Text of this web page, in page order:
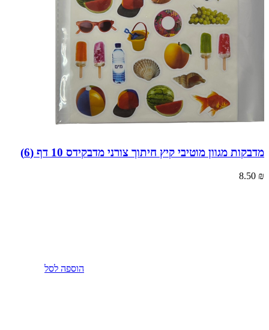
מדבקות מגוון מוטיבי קיץ חיתוך צורני מדבקידס 10 דף (6)
8.50 ₪
הוספה לסל